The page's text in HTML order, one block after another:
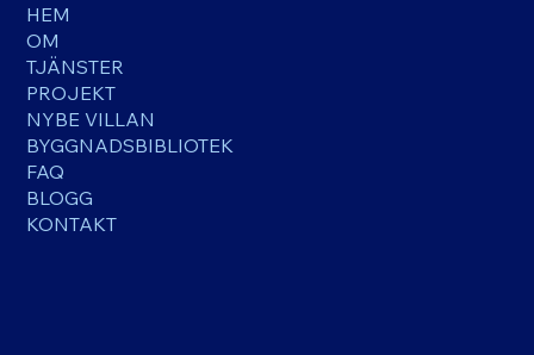
HEM
OM
TJÄNSTER
PROJEKT
NYBE VILLAN
BYGGNADSBIBLIOTEK
FAQ
BLOGG
KONTAKT